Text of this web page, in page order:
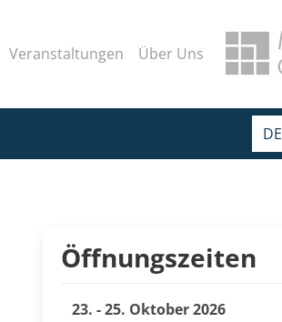
Veranstaltungen Über Uns
DE
Öffnungszeiten
23. - 25. Oktober 2026